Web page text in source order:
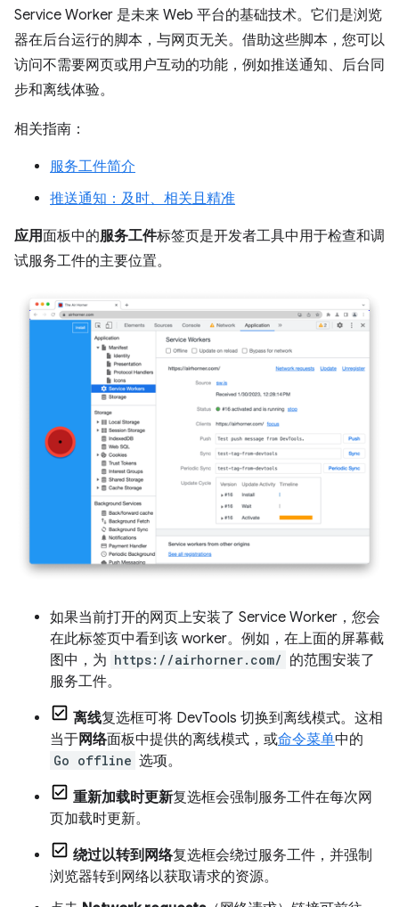
Service Worker 是未来 Web 平台的基础技术。它们是浏览
器在后台运行的脚本，与网页无关。借助这些脚本，您可以
访问不需要网页或用户互动的功能，例如推送通知、后台同
步和离线体验。
相关指南：
服务工件简介
推送通知：及时、相关且精准
应用面板中的服务工件标签页是开发者工具中用于检查和调
试服务工件的主要位置。
如果当前打开的网页上安装了 Service Worker，您会
在此标签页中看到该 worker。例如，在上面的屏幕截
图中，为 https://airhorner.com/ 的范围安装了
服务工件。
离线复选框可将 DevTools 切换到离线模式。这相
当于网络面板中提供的离线模式，或命令菜单中的
Go offline 选项。
重新加载时更新复选框会强制服务工件在每次网
页加载时更新。
绕过以转到网络复选框会绕过服务工件，并强制
浏览器转到网络以获取请求的资源。